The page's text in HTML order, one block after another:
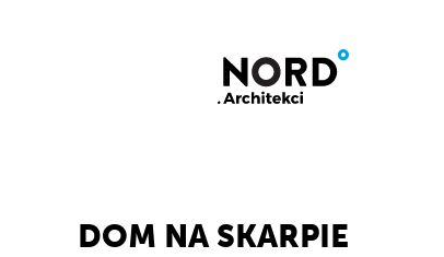
DOM NA SKARPIE